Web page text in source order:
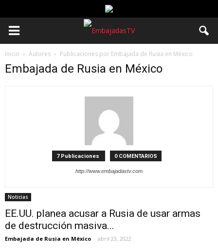
Inicio Autores Publicaciones por Embajada de Rusia en México
Embajada de Rusia en México
7 Publicaciones 0 COMENTARIOS
http://www.embajadastv.com
Noticias
EE.UU. planea acusar a Rusia de usar armas
de destrucción masiva...
Embajada de Rusia en México - abril 23, 2022